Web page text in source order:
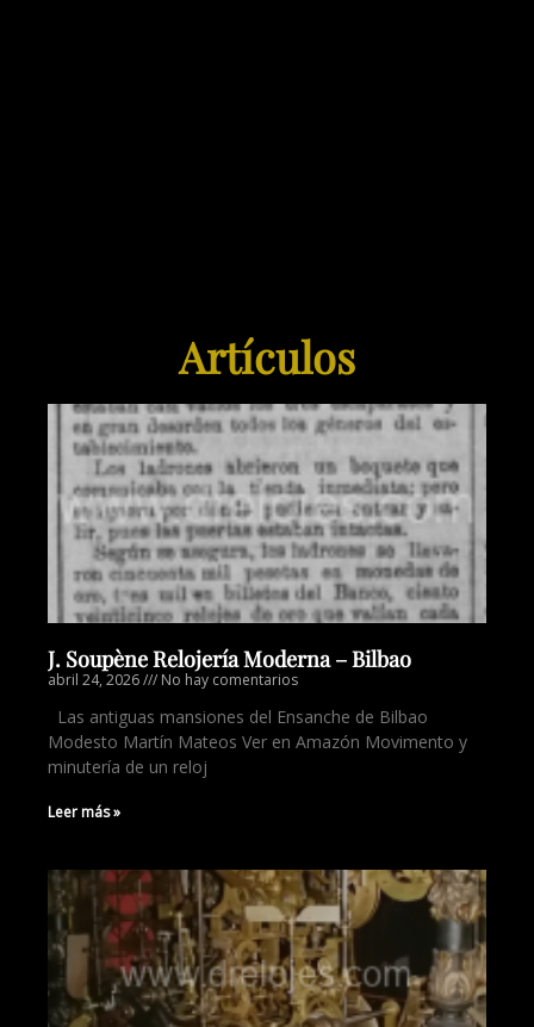
Artículos
J. Soupène Relojería Moderna – Bilbao
abril 24, 2026 No hay comentarios
Las antiguas mansiones del Ensanche de Bilbao
Modesto Martín Mateos Ver en Amazón Movimento y
minutería de un reloj
Leer más »